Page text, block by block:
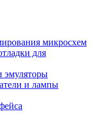
микросхем
для
эмуляторы
и лампы